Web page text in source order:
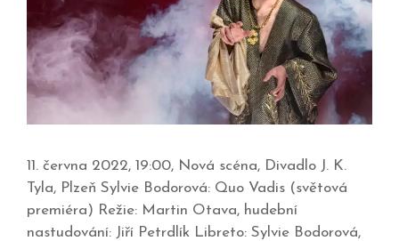
11. června 2022, 19:00, Nová scéna, Divadlo J. K.
Tyla, Plzeň Sylvie Bodorová: Quo Vadis (světová
premiéra) Režie: Martin Otava, hudební
nastudování: Jiří Petrdlík Libreto: Sylvie Bodorová,